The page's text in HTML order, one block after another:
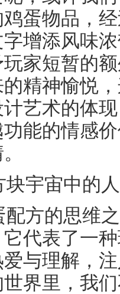
蛋物品，
增添风味
家短暂的
精神愉悦
艺术的体
能的情感
块宇宙中的
配方的思维
代表了一
与理解，
界里，我